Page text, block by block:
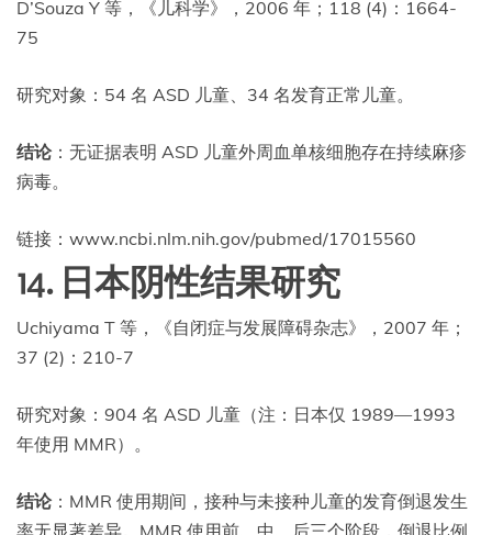
D’Souza Y 等，《儿科学》，2006 年；118 (4)：1664-
75
研究对象：54 名 ASD 儿童、34 名发育正常儿童。
结论：无证据表明 ASD 儿童外周血单核细胞存在持续麻疹
病毒。
链接：www.ncbi.nlm.nih.gov/pubmed/17015560
14. 日本阴性结果研究
Uchiyama T 等，《自闭症与发展障碍杂志》，2007 年；
37 (2)：210-7
研究对象：904 名 ASD 儿童（注：日本仅 1989—1993
年使用 MMR）。
结论：MMR 使用期间，接种与未接种儿童的发育倒退发生
率无显著差异。MMR 使用前、中、后三个阶段，倒退比例